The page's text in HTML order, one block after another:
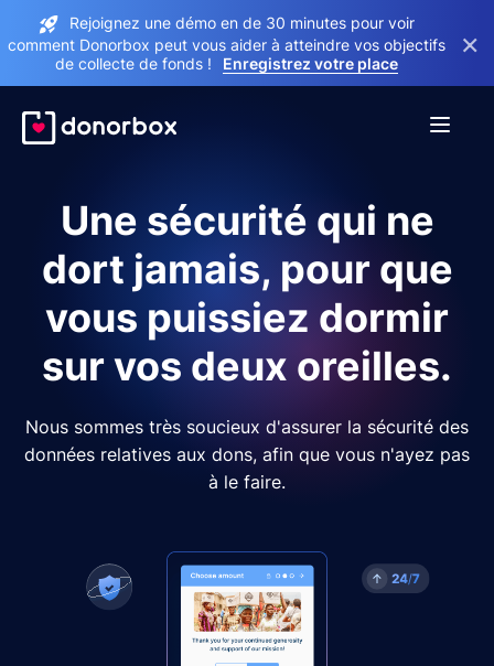
Rejoignez une démo en de 30 minutes pour voir
comment Donorbox peut vous aider à atteindre vos objectifs
de collecte de fonds !
Enregistrez votre place
×
Une sécurité qui ne
dort jamais, pour que
vous puissiez dormir
sur vos deux oreilles.
Nous sommes très soucieux d'assurer la sécurité des
données relatives aux dons, afin que vous n'ayez pas
à le faire.